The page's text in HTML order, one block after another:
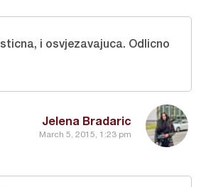
Jelena Bradaric
March 5, 2015, 1:23 pm
i osvjezavajuca. Odlicno